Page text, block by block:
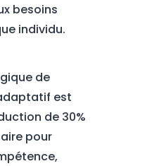
besoins
individu.
de
est
de 30%
pour